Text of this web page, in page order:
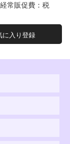
常販促費：税
に入り登録